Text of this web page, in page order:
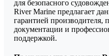
для безопасного
River Marine предлагает
гарантией
документации и
поддержкой.